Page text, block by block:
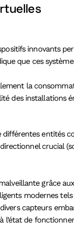
innovants
que ces
la
des installations
entités
crucial
grâce
modernes
capteurs
de